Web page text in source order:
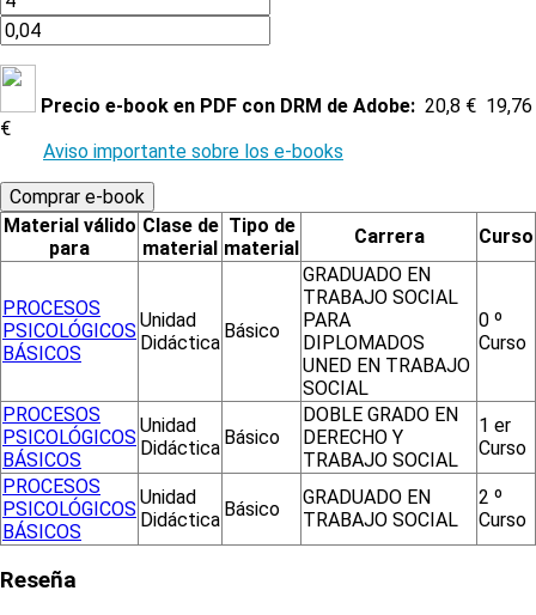
Precio e-book en PDF con DRM de Adobe: 20,8 € 19,76
€
Aviso importante sobre los e-books
Material válido
para
Clase de
material
Tipo de
material
Carrera Curso
PROCESOS
PSICOLÓGICOS
BÁSICOS
Unidad
Didáctica
Básico
GRADUADO EN
TRABAJO SOCIAL
PARA
DIPLOMADOS
UNED EN TRABAJO
SOCIAL
0 º
Curso
PROCESOS
PSICOLÓGICOS
BÁSICOS
Unidad
Didáctica Básico
DOBLE GRADO EN
DERECHO Y
TRABAJO SOCIAL
1 er
Curso
PROCESOS
PSICOLÓGICOS
BÁSICOS
Unidad
Didáctica Básico
GRADUADO EN
TRABAJO SOCIAL
2 º
Curso
Reseña